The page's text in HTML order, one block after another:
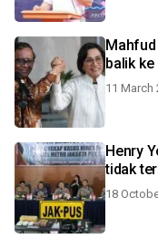
balik
11 March
Henry
tidak
18